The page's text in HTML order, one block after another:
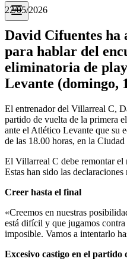
22/05/2026
David Cifuentes ha
para hablar del
eliminatoria de
Levante (domingo,
El entrenador del Villarreal C,
partido de vuelta de la primera
ante el Atlético Levante que su
de las 18.00 horas, en la
El Villarreal C debe remontar el
Estas han sido las
Creer hasta el final
«Creemos en nuestras
está difícil y que jugamos
imposible. Vamos a intentarlo
Excesivo castigo en el partido